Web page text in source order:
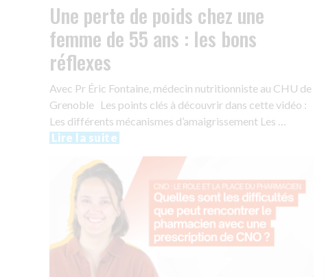
Une perte de poids chez une
femme de 55 ans : les bons
réflexes
Avec Pr Éric Fontaine, médecin nutritionniste au CHU de
Grenoble Les points clés à découvrir dans cette vidéo :
Les différents mécanismes d’amaigrissement Les …
Lire la suite